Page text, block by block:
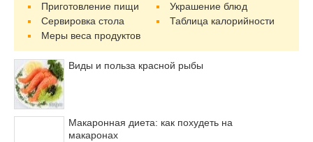
Приготовление пищи
Украшение блюд
Сервировка стола
Таблица калорийности
Меры веса продуктов
Виды и польза красной рыбы
Макаронная диета: как похудеть на
макаронах